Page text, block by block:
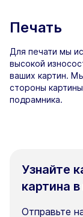
Печать
Для печати мы
высокой
ваших картин.
стороны
подрамника.
Узнайте
картина
Отправьте